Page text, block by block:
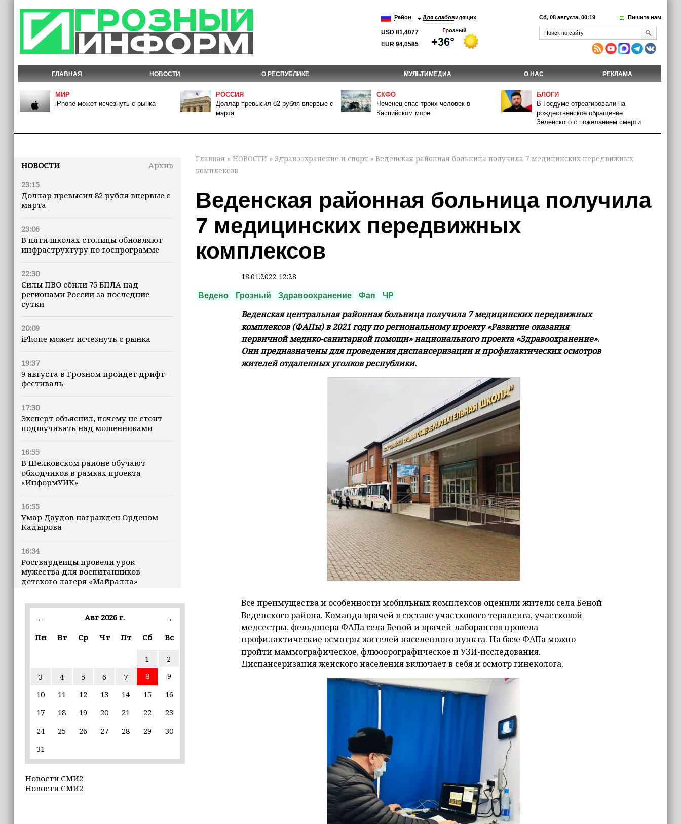
Район Для слабовидящих
USD 81,4077
EUR 94,0585
Сб, 08 августа, 00:19 Пишите нам
ГЛАВНАЯ НОВОСТИ О РЕСПУБЛИКЕ МУЛЬТИМЕДИА О НАС РЕКЛАМА
МИР
iPhone может исчезнуть с рынка
РОССИЯ
Доллар превысил 82 рубля впервые с
марта
СКФО
Чеченец спас троих человек в
Каспийском море
БЛОГИ
В Госдуме отреагировали на
рождественское обращение
Зеленского с пожеланием смерти
НОВОСТИ
Архив
23:15
Доллар превысил 82 рубля впервые с
марта
23:06
В пяти школах столицы обновляют
инфраструктуру по госпрограмме
22:30
Силы ПВО сбили 75 БПЛА над
регионами России за последние
сутки
20:09
iPhone может исчезнуть с рынка
19:37
9 августа в Грозном пройдет дрифт-
фестиваль
17:30
Эксперт объяснил, почему не стоит
подшучивать над мошенниками
16:55
В Шелковском районе обучают
обходчиков в рамках проекта
«ИнформУИК»
16:55
Умар Даудов награжден Орденом
Кадырова
16:34
Росгвардейцы провели урок
мужества для воспитанников
детского лагеря «Майралла»
16:30
Дмитрий Чернышенко: Внутренний
въездной — на 20,1%
Из бюджета Чечни дополнительно
выделено 505 млн рублей
пострадавшим от паводков
15:35
— стать большой
Избирательные участки Шатоя
готовы к приёму голосов
← Авг 2026 г.
→
Пн
Вт Ср Чт Пт Сб Вс
1
2
3
4 5 6 7 8
9
10
11 12 13 14 15
16
17
18 19 20 21 22
23
24
25 26 27 28 29
30
31
Новости СМИ2
Новости СМИ2
Главная » НОВОСТИ » Здравоохранение и спорт » Веденская районная больница получила 7 медицинских передвижных
комплексов
Веденская районная больница получила
7 медицинских передвижных
комплексов
18.01.2022 12:28
Ведено Грозный Здравоохранение Фап ЧР
Веденская центральная районная больница получила 7 медицинских передвижных
комплексов (ФАПы) в 2021 году по региональному проекту «Развитие оказания
первичной медико-санитарной помощи» национального проекта «Здравоохранение».
Они предназначены для проведения диспансеризации и профилактических осмотров
жителей отдаленных уголков республики.
Все преимущества и особенности мобильных комплексов оценили жители села Беной
Веденского района. Команда врачей в составе участкового терапевта, участковой
медсестры, фельдшера ФАПа села Беной и врачей-лаборантов провела
профилактические осмотры жителей населенного пункта. На базе ФАПа можно
пройти маммографическое, флюоорографическое и УЗИ-исследования.
Диспансеризация женского населения включает в себя и осмотр гинеколога.